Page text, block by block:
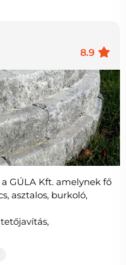
8.9
GÚLA Kft. amelynek fő
asztalos, burkoló,